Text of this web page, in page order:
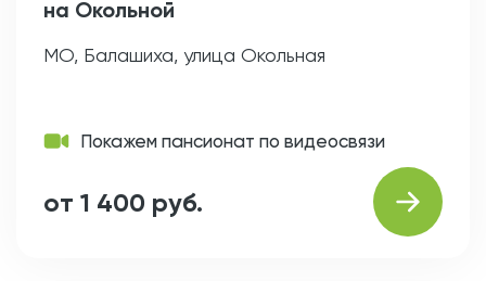
на Окольной
МО, Балашиха, улица Окольная
Покажем пансионат по видеосвязи
от 1 400 руб.